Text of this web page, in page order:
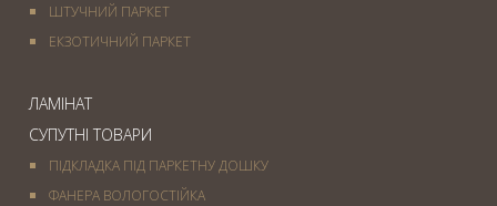
ШТУЧНИЙ ПАРКЕТ
ЕКЗОТИЧНИЙ ПАРКЕТ
ЛАМІНАТ
СУПУТНІ ТОВАРИ
ПІДКЛАДКА ПІД ПАРКЕТНУ ДОШКУ
ФАНЕРА ВОЛОГОСТІЙКА